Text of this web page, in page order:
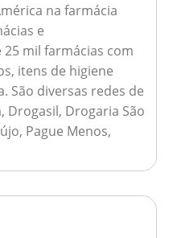
na farmácia
e
25 mil farmácias com
itens de higiene
São diversas redes de
Drogasil, Drogaria São
Pague Menos,